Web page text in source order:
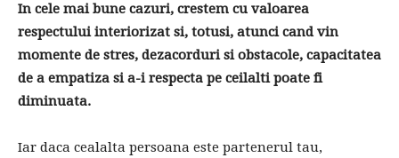
In cele mai bune cazuri, crestem cu valoarea
respectului interiorizat si, totusi, atunci cand vin
momente de stres, dezacorduri si obstacole, capacitatea
de a empatiza si a-i respecta pe ceilalti poate fi
diminuata.
Iar daca cealalta persoana este partenerul tau,